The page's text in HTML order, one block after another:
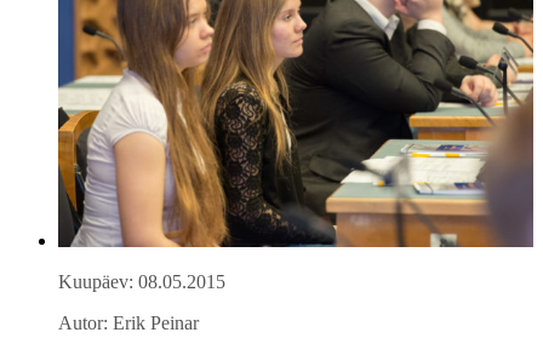
Kuupäev: 08.05.2015
Autor: Erik Peinar